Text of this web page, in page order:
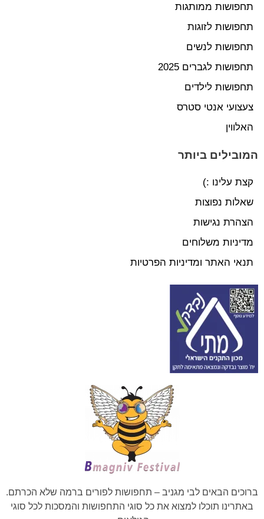
תחפושות ממותגות
תחפושות לזוגות
תחפושות לנשים
תחפושות לגברים 2025
תחפושות לילדים
צעצועי אנטי סטרס
האלווין
המובילים ביותר
קצת עלינו :)
שאלות נפוצות
הצהרת נגישות
מדיניות משלוחים
תנאי האתר ומדיניות הפרטיות
ברוכים הבאים לבי מגניב – תחפושות לפורים ברמה שלא הכרתם.
באתרינו תוכלו למצוא את כל סוגי התחפושות והמסכות לכל סוגי